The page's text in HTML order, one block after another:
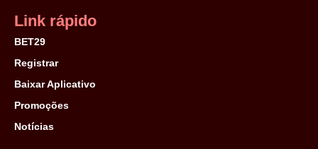
Link rápido
BET29
Registrar
Baixar Aplicativo
Promoções
Notícias